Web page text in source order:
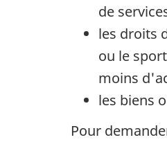
de
les droits
ou le
moins
les biens
Pour